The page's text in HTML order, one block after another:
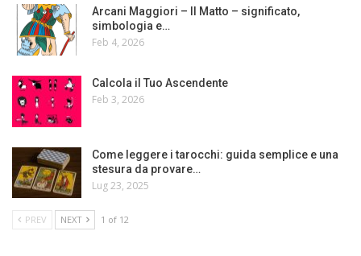
Arcani Maggiori – Il Matto – significato,
simbologia e…
Feb 4, 2026
Calcola il Tuo Ascendente
Feb 3, 2026
Come leggere i tarocchi: guida semplice e una
stesura da provare…
Lug 23, 2025
PREV NEXT 1 of 12